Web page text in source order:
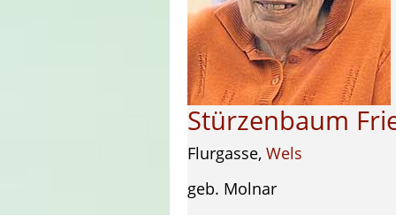
Stürzenbaum
Flurgasse, Wels
geb. Molnar